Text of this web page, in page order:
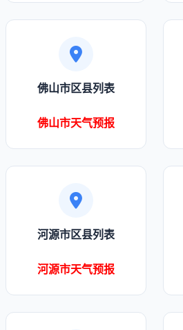
佛山市区县列表
佛山市天气预报
河源市区县列表
河源市天气预报